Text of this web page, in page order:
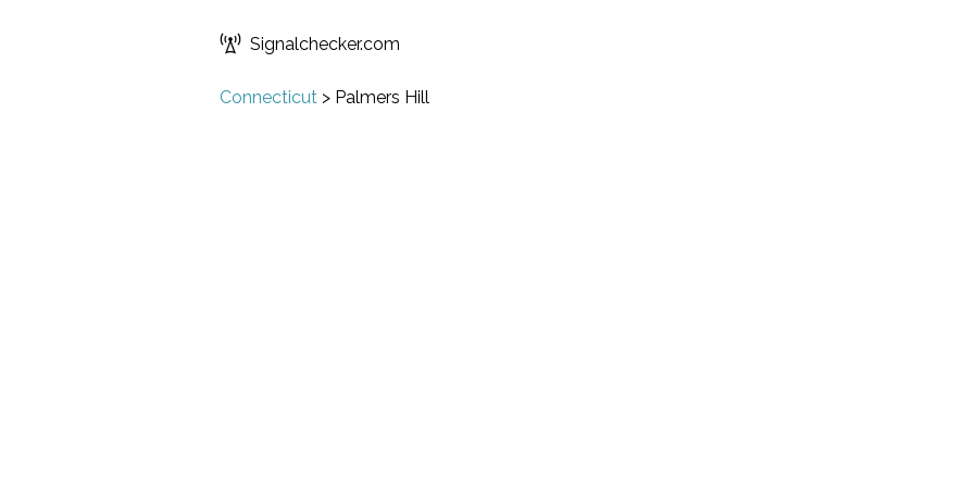
Signalchecker.com
Connecticut > Palmers Hill